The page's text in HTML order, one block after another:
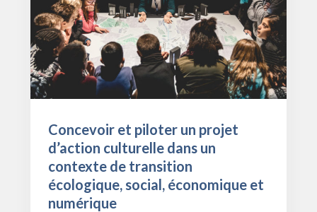
Concevoir et piloter un projet
d’action culturelle dans un
contexte de transition
écologique, social, économique et
numérique